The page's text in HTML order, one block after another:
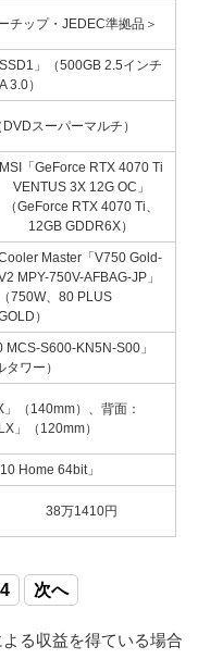
チップ・JEDEC準拠品＞
」（500GB 2.5インチ
3.0）
スーパーマルチ）
MSI「GeForce RTX 4070 Ti
VENTUS 3X 12G OC」
（GeForce RTX 4070 Ti、
12GB GDDR6X）
Master「V750 Gold-
MPY-750V-AFBAG-JP」
（750W、80 PLUS
）
S600-KN5N-S00」
タワー）
（140mm）、背面：
」（120mm）
Home 64bit」
38万1410円
4 次へ
る収益を得ている場合